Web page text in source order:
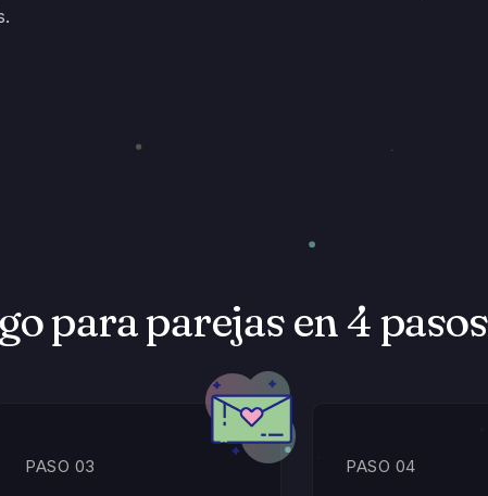
para parejas en 4 pasos
PASO 03 PASO 04